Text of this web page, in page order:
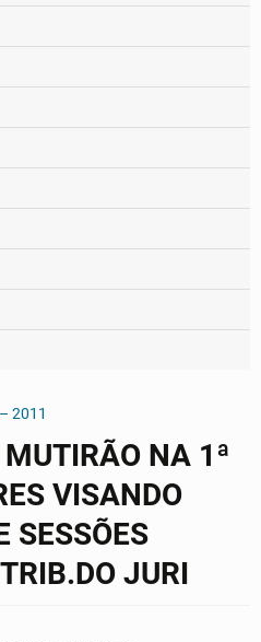
2011
NA 1ª
VISANDO
SESSÕES
JURI